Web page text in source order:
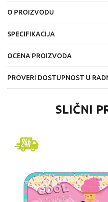
O PROIZVODU
SPECIFIKACIJA
OCENA PROIZVODA
PROVERI DOSTUPNOST U
SLIČNI